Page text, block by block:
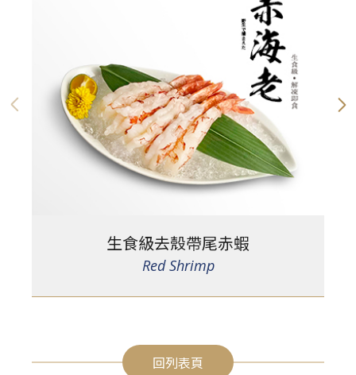
生食級去殼帶尾赤蝦
Red Shrimp
回列表頁